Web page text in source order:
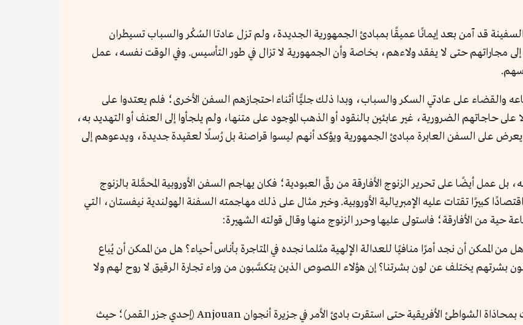
قد آمن بعد إيمانًا عميقًا بمبادئ الجمهورية الجديدة، ولم تزل عادتا السُكْر والسباب تسيطران
مجاراتهم حتى لا يفقد ولاءهم، بخاصة وأن الجمهورية لا تزال في طور التأسيس. وفي الوقت نفسه، عمل
والقضاء على عادتي السكر والسباب، وبدا ذلك جليًّا أثناء احتجازهم السفن الأخرى؛ فلم يعتدوا على
حاجاتهم الضرورية، غير عابئين بالنقود أو الذهب الموجود على متنها، ولم يلجأوا إلى العنف أو التهديد به،
على السفن العابرة مبادئ الجمهورية ويؤكد أنهم ليسوا قراصنة بل رُسلًا لعقيدة جديدة، ويدعوهم إلى
عمل أيضًا على تحرير الزنوج الأفارقة من رقِّ العبودية؛ فكان يهاجم السفن الأوروبية المحمَّلة بالزنوج
كبيرًا تقتات عليه الإمبريالية الأوروبية. وخير مثال على ذلك مهاجمته السفنة الهولندية نيفستان، التي
حية من الأفارقة؛ فاستولى عليها وحرر الزنوج منها وقال قولته الشهيرة:
من الممكن أن نجد أمرًا منافيًا للعدالة الإلهية مثلما نجده في المتاجرة بأناس أحياء؟ هل من الممكن أن يُباع
لون بشرتهم يختلف عن لون بشرتنا؟ إن هؤلاء اللصوص الذين يتكسَّبون من وراء تجارة الرقيق لا روح لهم ولا
راحت جمهورية القرصنة العائمة تجوب البحار والمحيطات بمحاذاة الشواطئ الأفريقية حتى استقرت بادئ الأمر في جزيرة أنجوان Anjouan (إحدي جزر القمر)؛ حيث